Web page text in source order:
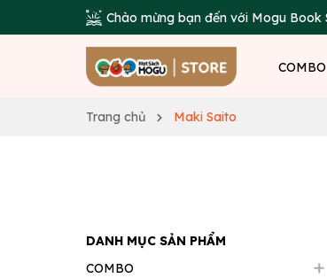
Chào mừng bạn đến với Mogu Book
COMBO
Trang chủ Maki Saito
DANH MỤC SẢN PHẨM
COMBO